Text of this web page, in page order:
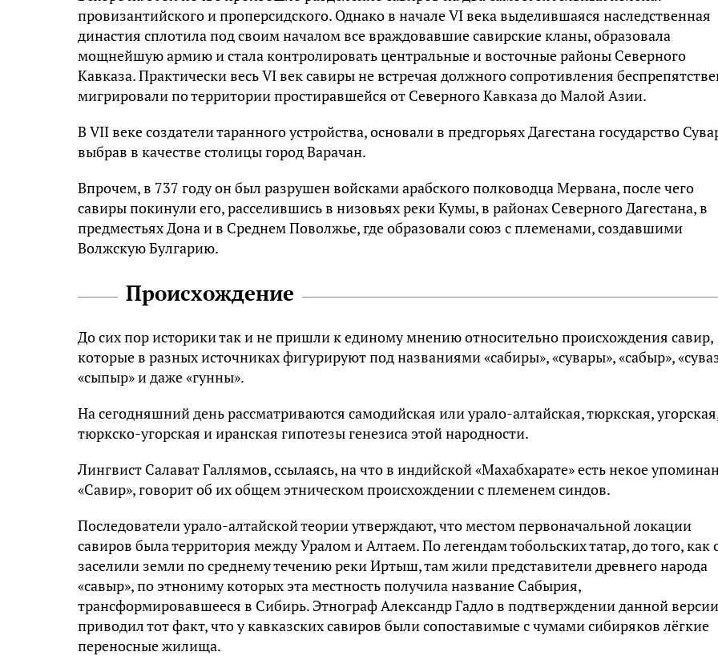
провизантийского и проперсидского. Однако в начале VI века выделившаяся наследственная
династия сплотила под своим началом все враждовавшие савирские кланы, образовала
мощнейшую армию и стала контролировать центральные и восточные районы Северного
Кавказа. Практически весь VI век савиры не встречая должного сопротивления
мигрировали по территории простиравшейся от Северного Кавказа до Малой Азии.
В VII веке создатели таранного устройства, основали в предгорьях Дагестана государство
выбрав в качестве столицы город Варачан.
Впрочем, в 737 году он был разрушен войсками арабского полководца Мервана, после чего
савиры покинули его, расселившись в низовьях реки Кумы, в районах Северного Дагестана, в
предместьях Дона и в Среднем Поволжье, где образовали союз с племенами, создавшими
Волжскую Булгарию.
Происхождение
До сих пор историки так и не пришли к единому мнению относительно происхождения савир,
которые в разных источниках фигурируют под названиями «сабиры», «сувары», «сабыр»,
«сыпыр» и даже «гунны».
На сегодняшний день рассматриваются самодийская или урало-алтайская, тюркская,
тюркско-угорская и иранская гипотезы генезиса этой народности.
Лингвист Салават Галлямов, ссылаясь, на что в индийской «Махабхарате» есть некое
«Савир», говорит об их общем этническом происхождении с племенем синдов.
Последователи урало-алтайской теории утверждают, что местом первоначальной локации
савиров была территория между Уралом и Алтаем. По легендам тобольских татар, до того, как
заселили земли по среднему течению реки Иртыш, там жили представители древнего народа
«савыр», по этнониму которых эта местность получила название Сабырия,
трансформировавшееся в Сибирь. Этнограф Александр Гадло в подтверждении данной версии
приводил тот факт, что у кавказских савиров были сопоставимые с чумами сибиряков лёгкие
переносные жилища.